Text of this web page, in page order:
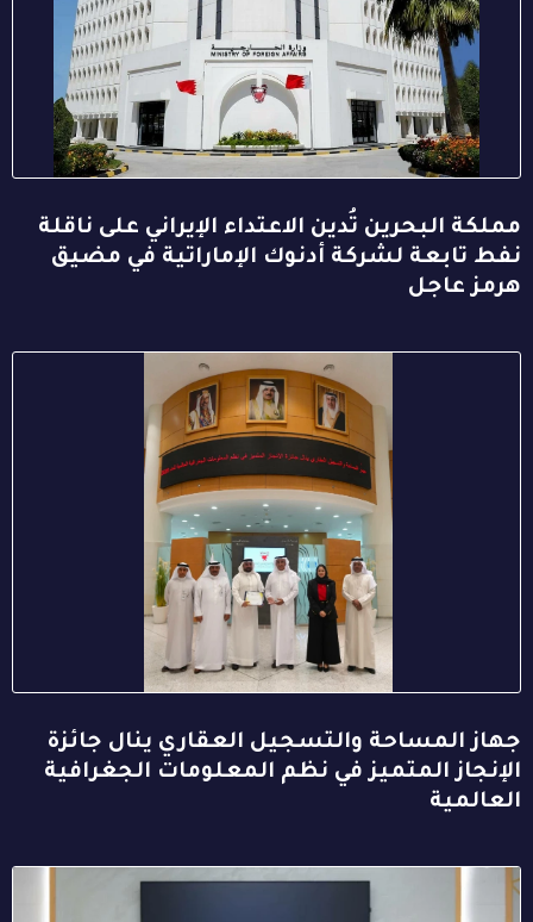
مملكة البحرين تُدين الاعتداء الإيراني على ناقلة
نفط تابعة لشركة أدنوك الإماراتية في مضيق
هرمز عاجل
جهاز المساحة والتسجيل العقاري ينال جائزة
الإنجاز المتميز في نظم المعلومات الجغرافية
العالمية